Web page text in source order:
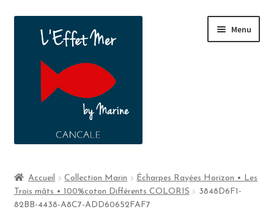
Menu
A propos
Accueil Collection Marin
Écharpes Rayées Horizon • Les
Trois mâts • 100%coton Différents COLORIS
3848D6F1-
82BB-4438-A8C7-ADD60652FAF7